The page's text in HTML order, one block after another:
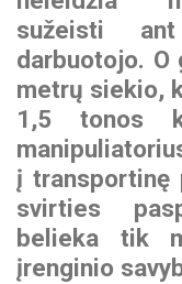
gervės
AUGER
grąžtai
sužeisti
darbuotojo. O
metrų siekio,
1,5 tonos
į transportinę
svirties
belieka tik
įrenginio